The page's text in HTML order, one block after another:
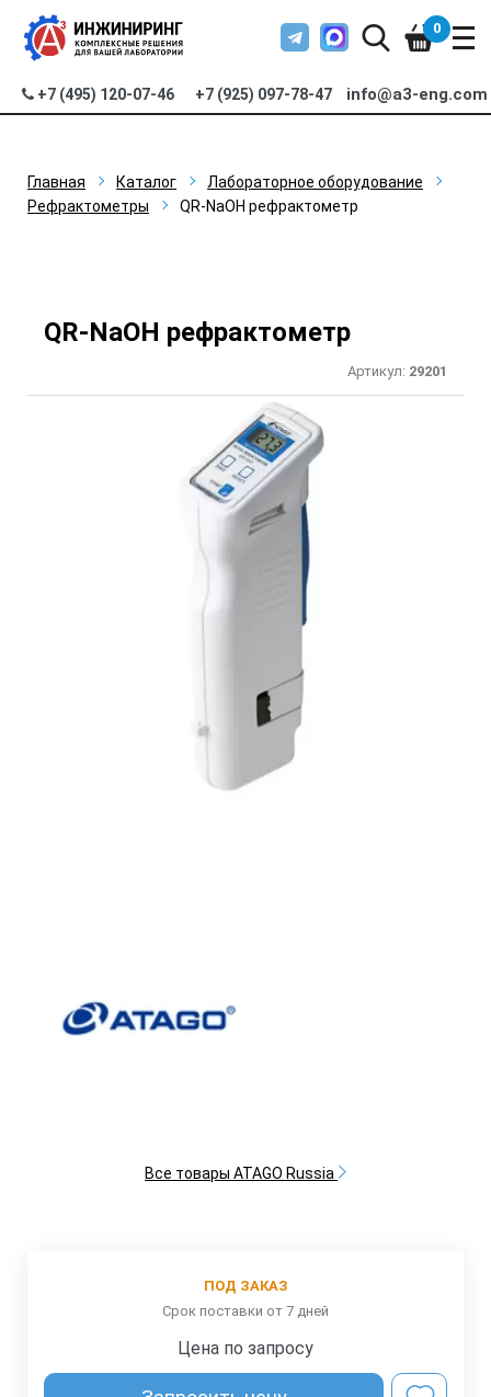
+7 (495) 120-07-46 +7 (925) 097-78-47 info@a3-eng.com
0
Главная Каталог
Лабораторное оборудование
Рефрактометры
QR-NaOH рефрактометр
QR-NaOH рефрактометр
Артикул: 29201
Все товары ATAGO Russia
ПОД ЗАКАЗ
Срок поставки от 7 дней
Цена по запросу